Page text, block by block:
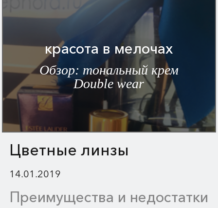
красота в мелочах
Обзор: тональный крем
Double wear
Цветные линзы
14.01.2019
Преимущества и недостатки